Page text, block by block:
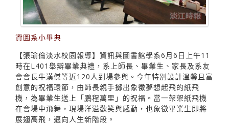
資圖系小畢典
【張瑜倫淡水校園報導】資訊與圖書館學系6月6日上午11
時在L401舉辧畢業典禮，系上師長、畢業生、家長及系友
會會長牛漢傑等近120人到場參與。今年特別設計溫馨且富
創意的祝福環節，由師長親手擲出象徵夢想起飛的紙飛
機，為畢業生送上「鵬程萬里」的祝福。當一架架紙飛機
在會場中飛舞，現場洋溢歡笑與感動，也象徵畢業生即將
展翅高飛，邁向人生新階段。